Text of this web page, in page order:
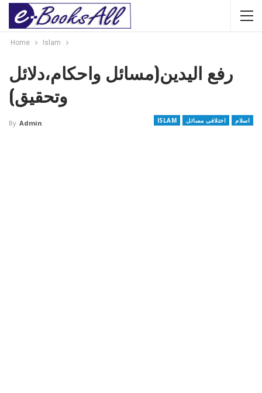
Home Islam
رفع الیدین(مسائل واحکام،دلائل
وتحقیق)
ISLAM اختلافی مسائل اسلام By Admin